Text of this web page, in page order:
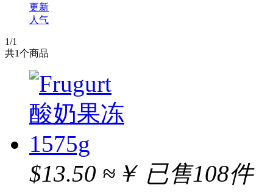
更新
人气
1/1
共1个商品
$13.50 ≈￥ 已售108件